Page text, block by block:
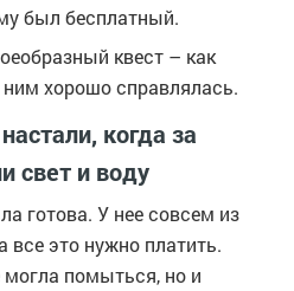
был бесплатный.
квест – как
хорошо справлялась.
когда за
свет и воду
готова. У нее совсем из
все это нужно платить.
могла помыться, но и